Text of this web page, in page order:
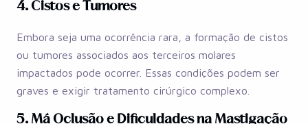
4. Cistos e Tumores
Embora seja uma ocorrência rara, a formação de cistos
ou tumores associados aos terceiros molares
impactados pode ocorrer. Essas condições podem ser
graves e exigir tratamento cirúrgico complexo.
5. Má Oclusão e Dificuldades na Mastigação